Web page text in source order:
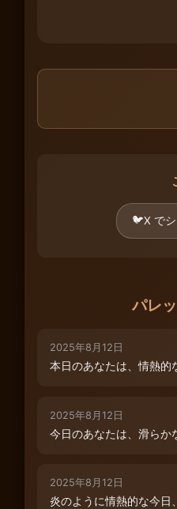
🐦X で
パレ
2025年8月12日
本日のあなたは、情熱的
2025年8月12日
今日のあなたは、滑らか
2025年8月12日
炎のように情熱的な今日